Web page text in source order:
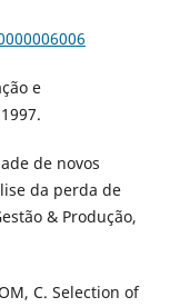
e
de novos
da perda de
& Produção,
C. Selection of